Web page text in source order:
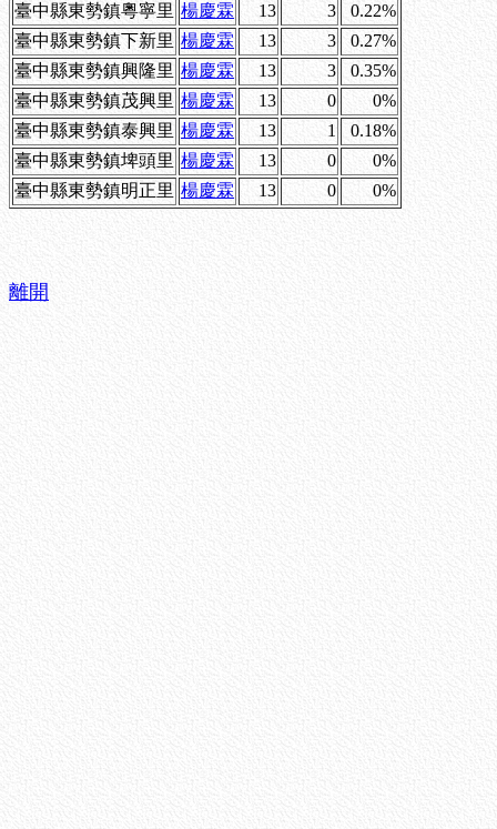
臺中縣東勢鎮粵寧里 楊慶霖 13 3
0.22%
臺中縣東勢鎮下新里 楊慶霖 13 3
0.27%
臺中縣東勢鎮興隆里 楊慶霖 13 3
0.35%
臺中縣東勢鎮茂興里 楊慶霖 13 0
0%
臺中縣東勢鎮泰興里 楊慶霖 13 1
0.18%
臺中縣東勢鎮埤頭里 楊慶霖 13 0
0%
臺中縣東勢鎮明正里 楊慶霖 13 0 0%
離開